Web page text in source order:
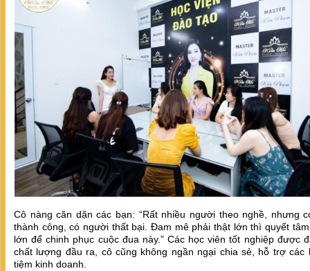
Cô nàng căn dặn các bạn: “Rất nhiều người theo nghề, nhưng
thành công, có người thất bại. Đam mê phải thật lớn thì quyết
lớn để chinh phục cuộc đua này.” Các học viên tốt nghiệp được
chất lượng đầu ra, cô cũng không ngần ngại chia sẻ, hỗ trợ các
tiệm kinh doanh.